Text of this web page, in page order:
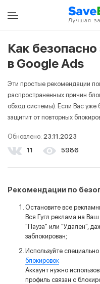
Как
в Google Ads
Эти простые рекомендации
распространенных причин
обход системы). Если Вас уже
защитит от повторных
Обновлено: 23.11.2023
11
5986
Рекомендации по
Остановите все
Вся Гугл реклама на
"Пауза" или "Удален",
заблокирован;
Используйте
блокировок
Аккаунт нужно
профиль связан с
ВОЙТИ В УЧЕТНУЮ
Войти